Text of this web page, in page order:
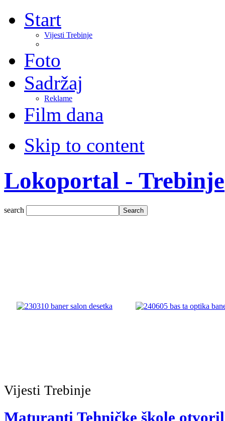
Start
Vijesti Trebinje
Foto
Sadržaj
Reklame
Film dana
Skip to content
Lokoportal - Trebinje
search
Vijesti Trebinje
Maturanti Tehničke škole